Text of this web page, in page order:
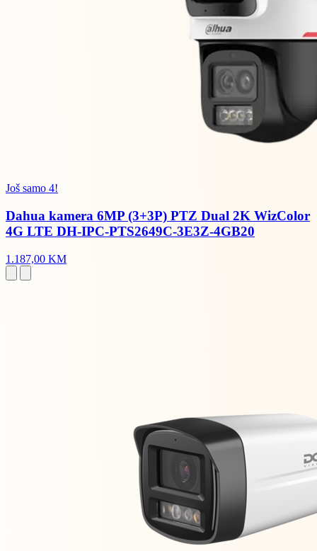
Još samo 4!
Dahua kamera 6MP (3+3P) PTZ Dual 2K WizColor
4G LTE DH-IPC-PTS2649C-3E3Z-4GB20
1.187,00 KM